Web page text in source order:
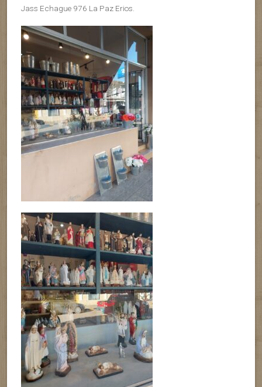
Jass Echague 976 La Paz Erios.